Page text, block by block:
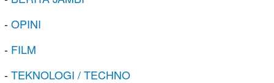
-OPINI
- FILM
-TEKNOLOGI / TECHNO